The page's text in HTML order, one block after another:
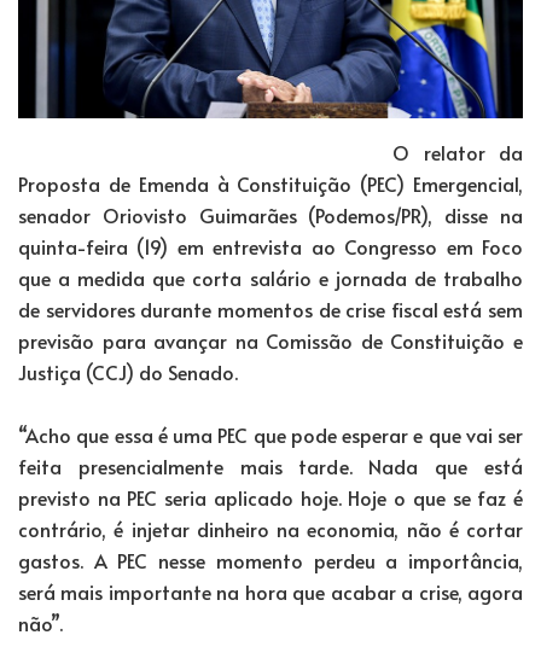
O relator da
Proposta de Emenda à Constituição (PEC) Emergencial,
senador Oriovisto Guimarães (Podemos/PR), disse na
quinta-feira (19) em entrevista ao Congresso em Foco
que a medida que corta salário e jornada de trabalho
de servidores durante momentos de crise fiscal está sem
previsão para avançar na Comissão de Constituição e
Justiça (CCJ) do Senado.
“Acho que essa é uma PEC que pode esperar e que vai ser
feita presencialmente mais tarde. Nada que está
previsto na PEC seria aplicado hoje. Hoje o que se faz é
contrário, é injetar dinheiro na economia, não é cortar
gastos. A PEC nesse momento perdeu a importância,
será mais importante na hora que acabar a crise, agora
não”.